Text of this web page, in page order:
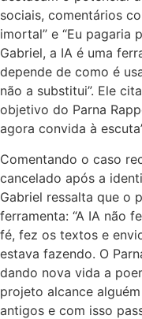
sociais, comentários
imortal” e “Eu pagaria
Gabriel, a IA é uma
depende de como é
não a substitui”. Ele
objetivo do Parna
agora convida à
Comentando o caso
cancelado após a
Gabriel ressalta que o
ferramenta: “A IA não
fé, fez os textos e
estava fazendo. O
dando nova vida a
projeto alcance
antigos e com isso